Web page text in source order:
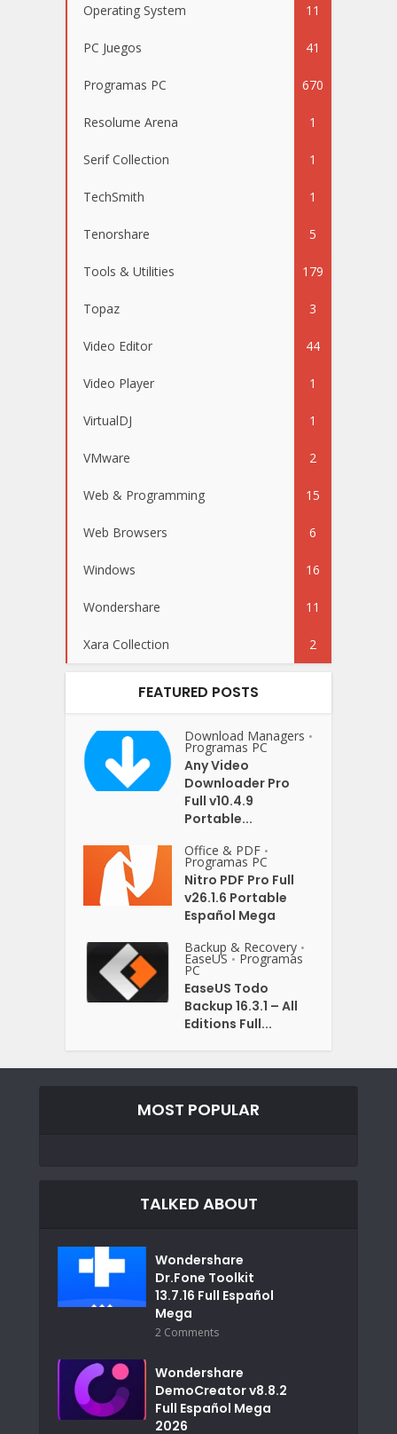
Operating System 11
PC Juegos 41
Programas PC 670
Resolume Arena 1
Serif Collection 1
TechSmith 1
Tenorshare 5
Tools & Utilities 179
Topaz 3
Video Editor 44
Video Player 1
VirtualDJ 1
VMware 2
Web & Programming 15
Web Browsers 6
Windows 16
Wondershare 11
Xara Collection 2
FEATURED POSTS
Download Managers •
Programas PC
Any Video
Downloader Pro
Full v10.4.9
Portable...
Office & PDF •
Programas PC
Nitro PDF Pro Full
v26.1.6 Portable
Español Mega
Backup & Recovery •
EaseUS • Programas
PC
EaseUS Todo
Backup 16.3.1 – All
Editions Full...
MOST POPULAR
TALKED ABOUT
Wondershare
Dr.Fone Toolkit
13.7.16 Full Español
Mega
2 Comments
Wondershare
DemoCreator v8.8.2
Full Español Mega
2026